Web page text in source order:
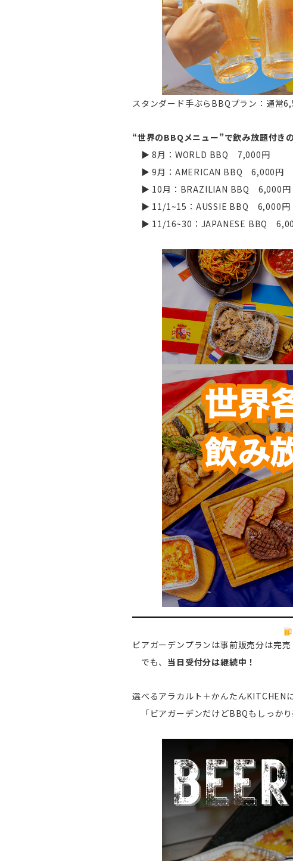
スタンダード手ぶらBBQプラン：通常
“世界のBBQメニュー”で飲み放題付き
▶ 8月：WORLD BBQ 7,000円
▶ 9月：AMERICAN BBQ 6,000円
▶ 10月：BRAZILIAN BBQ 6,000円
▶ 11/1~15：AUSSIE BBQ 6,000円
▶ 11/16~30：JAPANESE BBQ
ビアガーデンプランは事前販売分は完売
でも、 当日受付分は継続中！
選べるアラカルト＋かんたんKITCHEN
「ビアガーデンだけどBBQもしっか